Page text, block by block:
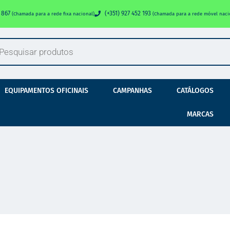
867 (Chamada para a rede fixa nacional) (+351) 927 452 193 (Chamada para a rede móvel
EQUIPAMENTOS OFICINAIS CAMPANHAS CATÁLOGOS
MARCAS